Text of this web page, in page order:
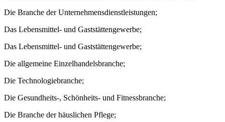
Die Branche der Unternehmensdienstleistungen;
Das Lebensmittel- und Gaststättengewerbe;
Das Lebensmittel- und Gaststättengewerbe;
Die allgemeine Einzelhandelsbranche;
Die Technologiebranche;
Die Gesundheits-, Schönheits- und Fitnessbranche;
Die Branche der häuslichen Pflege;